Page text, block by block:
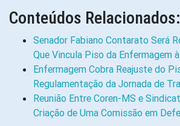
Conteúdos Relacionados:
Senador Fabiano Contarato Será
Que Vincula Piso da Enfermagem
Enfermagem Cobra Reajuste do
Regulamentação da Jornada de
Reunião Entre Coren-MS e
Criação de Uma Comissão em